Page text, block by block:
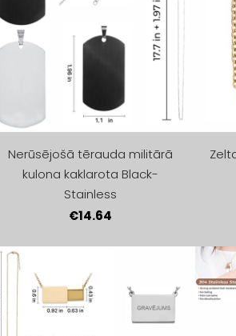
Nerūsējošā tērauda militārā
kulona kaklarota Black-
Stainless
€14.64